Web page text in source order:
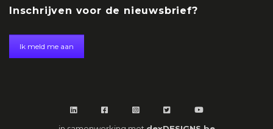
Inschrijven voor de nieuwsbrief?
Ik meld me aan